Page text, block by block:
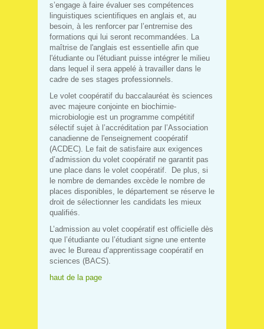
s’engage à faire évaluer ses compétences
linguistiques scientifiques en anglais et, au
besoin, à les renforcer par l’entremise des
formations qui lui seront recommandées. La
maîtrise de l'anglais est essentielle afin que
l'étudiante ou l'étudiant puisse intégrer le milieu
dans lequel il sera appelé à travailler dans le
cadre de ses stages professionnels.
Le volet coopératif du baccalauréat ès sciences
avec majeure conjointe en biochimie-
microbiologie est un programme compétitif
sélectif sujet à l’accréditation par l’Association
canadienne de l'enseignement coopératif
(ACDEC). Le fait de satisfaire aux exigences
d’admission du volet coopératif ne garantit pas
une place dans le volet coopératif. De plus, si
le nombre de demandes excède le nombre de
places disponibles, le département se réserve le
droit de sélectionner les candidats les mieux
qualifiés.
L’admission au volet coopératif est officielle dès
que l’étudiante ou l’étudiant signe une entente
avec le Bureau d’apprentissage coopératif en
sciences (BACS).
haut de la page